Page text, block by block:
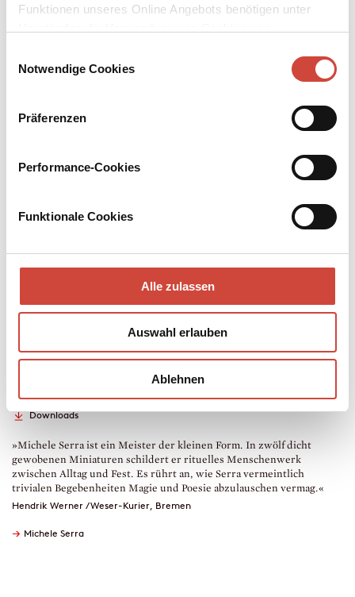
Funktionen unseres Online Angebots benötigen unter
Notwendige Cookies
Präferenzen
Performance-Cookies
Funktionale Cookies
Alle zulassen
Auswahl erlauben
Ablehnen
Kleine Feste
Michele Serra beobachtet seine Nachbarn in den Hügeln um
Bologna: zum Beispiel einen Mann, der einen atheistischen Ritus an
täglichen ›happy hour‹. Kleine Feste, die authentischer sind als
große Zeremonien – und Magie in den Alltag bringen. Wie schon
feinsinniger Betrachter der Gegenwart.
erschienen am 23. März 2016
* unverb. Preisempfehlung
Leseprobe
Downloads
Drucken
»Michele Serra ist ein Meister der kleinen Form. In zwölf dicht
gewobenen Miniaturen schildert er rituelles Menschenwerk
zwischen Alltag und Fest. Es rührt an, wie Serra vermeintlich
trivialen Begebenheiten Magie und Poesie abzulauschen vermag.«
Hendrik Werner / Weser-Kurier, Bremen
→ Michele Serra